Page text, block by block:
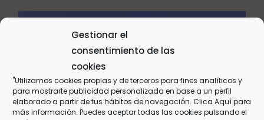
Gestionar el
consentimiento de las
cookies
"Utilizamos cookies propias y de terceros para fines analíticos y
para mostrarte publicidad personalizada en base a un perfil
elaborado a partir de tus hábitos de navegación. Clica Aquípara
más información. Puedes aceptar todas las cookies pulsando el